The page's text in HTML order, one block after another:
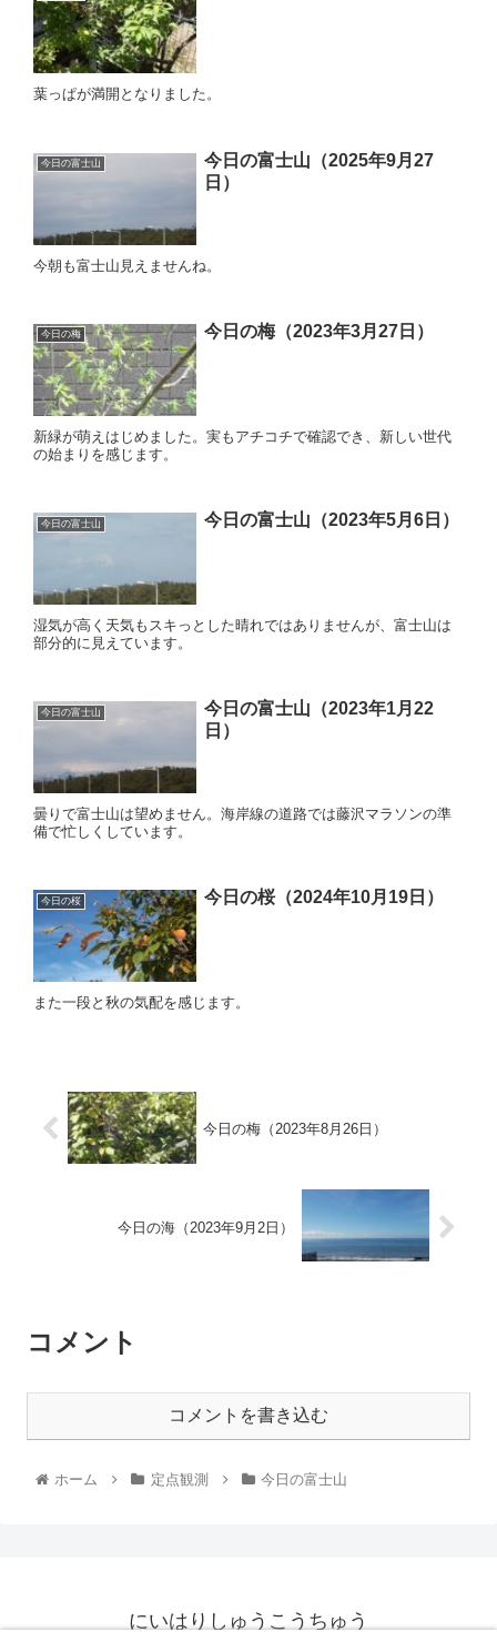
葉っぱが満開となりました。
今日の富士山
今日の富士山（2025年9月27
日）
今朝も富士山見えませんね。
今日の梅 今日の梅（2023年3月27日）
新緑が萌えはじめました。実もアチコチで確認でき、新しい世代
の始まりを感じます。
今日の富士山 今日の富士山（2023年5月6日）
湿気が高く天気もスキっとした晴れではありませんが、富士山は
部分的に見えています。
今日の富士山
今日の富士山（2023年1月22
日）
曇りで富士山は望めません。海岸線の道路では藤沢マラソンの準
備で忙しくしています。
今日の桜 今日の桜（2024年10月19日）
また一段と秋の気配を感じます。
今日の梅（2023年8月26日）
今日の海（2023年9月2日）
コメント
コメントを書き込む
ホーム 定点観測 今日の富士山
にいはりしゅうこうちゅう